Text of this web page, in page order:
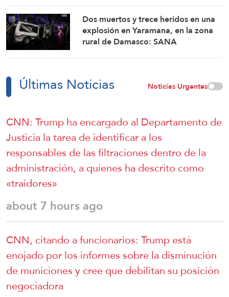
Dos muertos y trece heridos en una
explosión en Yaramana, en la zona
rural de Damasco: SANA
Últimas Noticias Noticias Urgentes
CNN: Trump ha encargado al Departamento de
Justicia la tarea de identificar a los
responsables de las filtraciones dentro de la
administración, a quienes ha descrito como
«traidores»
about 7 hours ago
CNN, citando a funcionarios: Trump está
enojado por los informes sobre la disminución
de municiones y cree que debilitan su posición
negociadora